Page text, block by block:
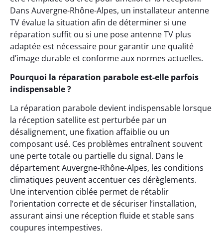
Dans Auvergne-Rhône-Alpes, un installateur antenne
TV évalue la situation afin de déterminer si une
réparation suffit ou si une pose antenne TV plus
adaptée est nécessaire pour garantir une qualité
d’image durable et conforme aux normes actuelles.
Pourquoi la réparation parabole est-elle parfois
indispensable ?
La réparation parabole devient indispensable lorsque
la réception satellite est perturbée par un
désalignement, une fixation affaiblie ou un
composant usé. Ces problèmes entraînent souvent
une perte totale ou partielle du signal. Dans le
département Auvergne-Rhône-Alpes, les conditions
climatiques peuvent accentuer ces dérèglements.
Une intervention ciblée permet de rétablir
l’orientation correcte et de sécuriser l’installation,
assurant ainsi une réception fluide et stable sans
coupures intempestives.